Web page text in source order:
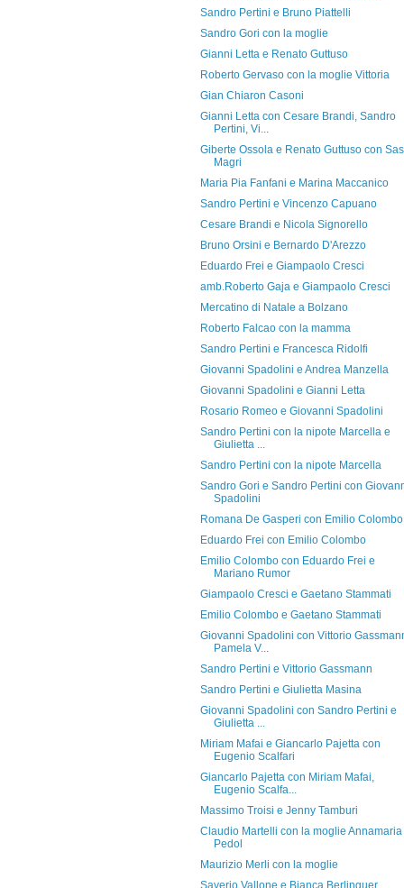
Sandro Pertini e Bruno Piattelli
Sandro Gori con la moglie
Gianni Letta e Renato Guttuso
Roberto Gervaso con la moglie Vittoria
Gian Chiaron Casoni
Gianni Letta con Cesare Brandi, Sandro
Pertini, Vi...
Giberte Ossola e Renato Guttuso con
Magri
Maria Pia Fanfani e Marina Maccanico
Sandro Pertini e Vincenzo Capuano
Cesare Brandi e Nicola Signorello
Bruno Orsini e Bernardo D'Arezzo
Eduardo Frei e Giampaolo Cresci
amb.Roberto Gaja e Giampaolo Cresci
Mercatino di Natale a Bolzano
Roberto Falcao con la mamma
Sandro Pertini e Francesca Ridolfi
Giovanni Spadolini e Andrea Manzella
Giovanni Spadolini e Gianni Letta
Rosario Romeo e Giovanni Spadolini
Sandro Pertini con la nipote Marcella e
Giulietta ...
Sandro Pertini con la nipote Marcella
Sandro Gori e Sandro Pertini con
Spadolini
Romana De Gasperi con Emilio Colombo
Eduardo Frei con Emilio Colombo
Emilio Colombo con Eduardo Frei e
Mariano Rumor
Giampaolo Cresci e Gaetano Stammati
Emilio Colombo e Gaetano Stammati
Giovanni Spadolini con Vittorio
Pamela V...
Sandro Pertini e Vittorio Gassmann
Sandro Pertini e Giulietta Masina
Giovanni Spadolini con Sandro Pertini e
Giulietta ...
Miriam Mafai e Giancarlo Pajetta con
Eugenio Scalfari
Giancarlo Pajetta con Miriam Mafai,
Eugenio Scalfa...
Massimo Troisi e Jenny Tamburi
Claudio Martelli con la moglie Annamaria
Pedol
Maurizio Merli con la moglie
Saverio Vallone e Bianca Berlinguer